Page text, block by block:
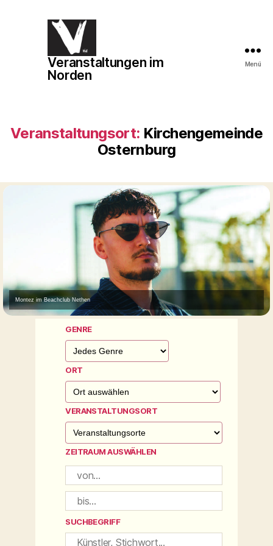
Veranstaltungen
im
Veranstaltungen im
Norden
Menü
Veranstaltungsort: Kirchengemeinde
Osternburg
Montez im Beachclub Nethen
GENRE
ORT
VERANSTALTUNGSORT
ZEITRAUM AUSWÄHLEN
SUCHBEGRIFF